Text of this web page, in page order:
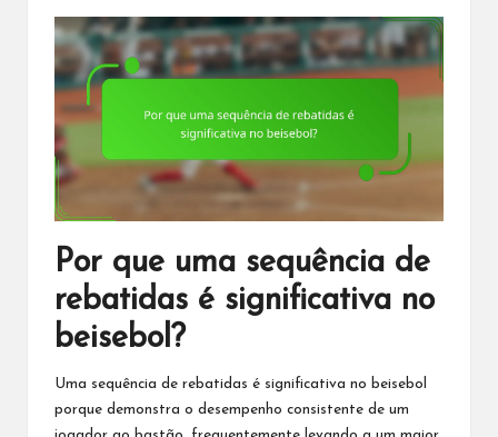
Por que uma sequência de
rebatidas é significativa no
beisebol?
Uma sequência de rebatidas é significativa no beisebol
porque demonstra o desempenho consistente de um